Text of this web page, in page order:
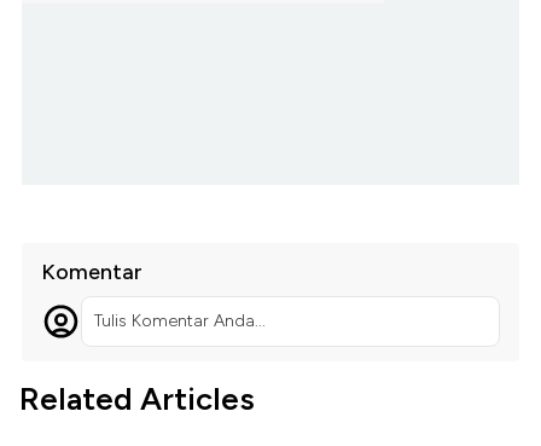
Komentar
Tulis Komentar Anda...
Related Articles